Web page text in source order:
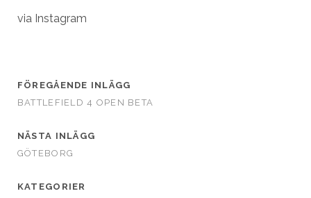
via Instagram
FÖREGÅENDE INLÄGG
BATTLEFIELD 4 OPEN BETA
NÄSTA INLÄGG
GÖTEBORG
KATEGORIER